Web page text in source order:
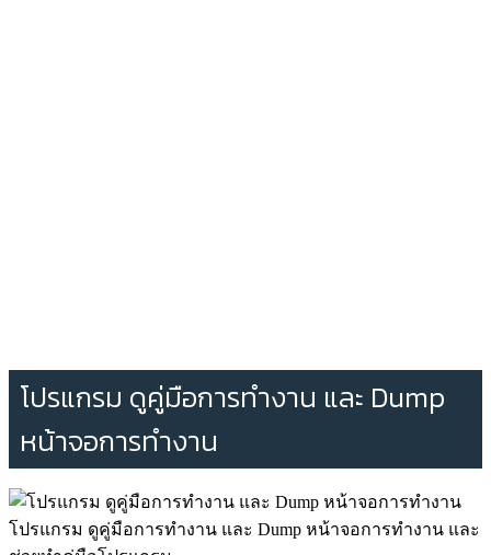
โปรแกรม ดูคู่มือการทำงาน และ Dump
หน้าจอการทำงาน
โปรแกรม ดูคู่มือการทำงาน และ Dump หน้าจอการทำงาน และ